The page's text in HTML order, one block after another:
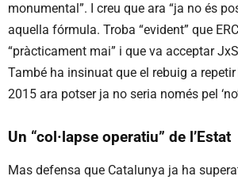
monumental”. I creu que ara “ja no és
aquella fórmula. Troba “evident” que
“pràcticament mai” i que va acceptar
També ha insinuat que el rebuig a
2015 ara potser ja no seria només pel
Un “col·lapse operatiu” de l’Estat
Mas defensa que Catalunya ja ha